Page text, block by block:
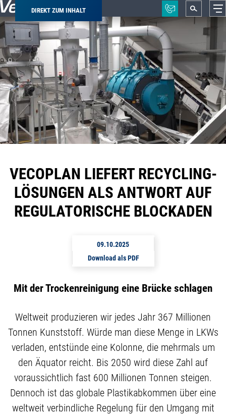
DIREKT ZUM INHALT
Pfadnavigation
VECOPLAN LIEFERT RECYCLING-
LÖSUNGEN ALS ANTWORT AUF
REGULATORISCHE BLOCKADEN
09.10.2025
Download als PDF
Mit der Trockenreinigung eine Brücke schlagen
Weltweit produzieren wir jedes Jahr 367 Millionen
Tonnen Kunststoff. Würde man diese Menge in LKWs
verladen, entstünde eine Kolonne, die mehrmals um
den Äquator reicht. Bis 2050 wird diese Zahl auf
voraussichtlich fast 600 Millionen Tonnen steigen.
Dennoch ist das globale Plastikabkommen über eine
weltweit verbindliche Regelung für den Umgang mit